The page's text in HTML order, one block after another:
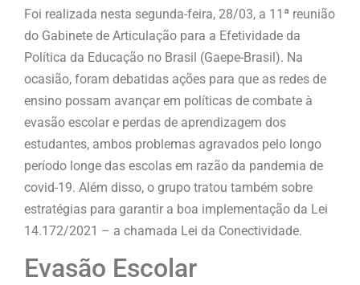
Foi realizada nesta segunda-feira, 28/03, a 11ª reunião
do Gabinete de Articulação para a Efetividade da
Política da Educação no Brasil (Gaepe-Brasil). Na
ocasião, foram debatidas ações para que as redes de
ensino possam avançar em políticas de combate à
evasão escolar e perdas de aprendizagem dos
estudantes, ambos problemas agravados pelo longo
período longe das escolas em razão da pandemia de
covid-19. Além disso, o grupo tratou também sobre
estratégias para garantir a boa implementação da Lei
14.172/2021 – a chamada Lei da Conectividade.
Evasão Escolar